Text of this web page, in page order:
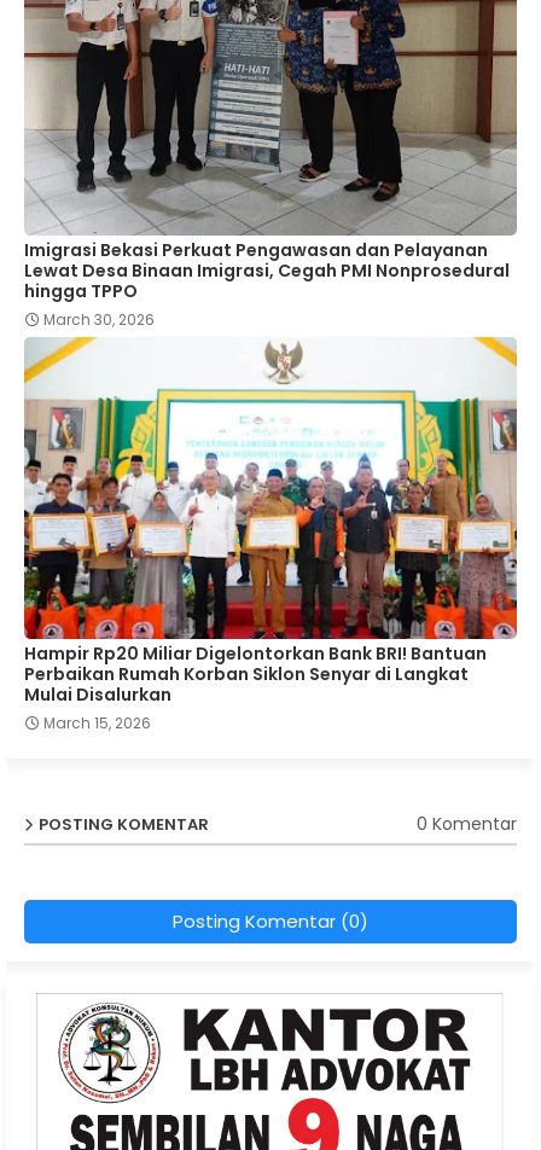
Imigrasi Bekasi Perkuat Pengawasan dan Pelayanan
Lewat Desa Binaan Imigrasi, Cegah PMI Nonprosedural
hingga TPPO
March 30, 2026
Hampir Rp20 Miliar Digelontorkan Bank BRI! Bantuan
Perbaikan Rumah Korban Siklon Senyar di Langkat
Mulai Disalurkan
March 15, 2026
POSTING KOMENTAR 0 Komentar
Posting Komentar (0)